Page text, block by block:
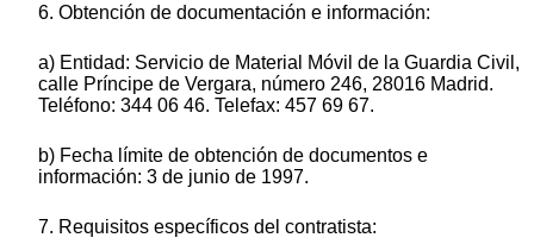
6. Obtención de documentación e información:
a) Entidad: Servicio de Material Móvil de la Guardia Civil,
calle Príncipe de Vergara, número 246, 28016 Madrid.
Teléfono: 344 06 46. Telefax: 457 69 67.
b) Fecha límite de obtención de documentos e
información: 3 de junio de 1997.
7. Requisitos específicos del contratista: